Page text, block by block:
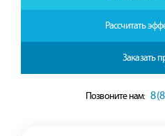
Рассчитать
Заказать
Позвоните нам: 8